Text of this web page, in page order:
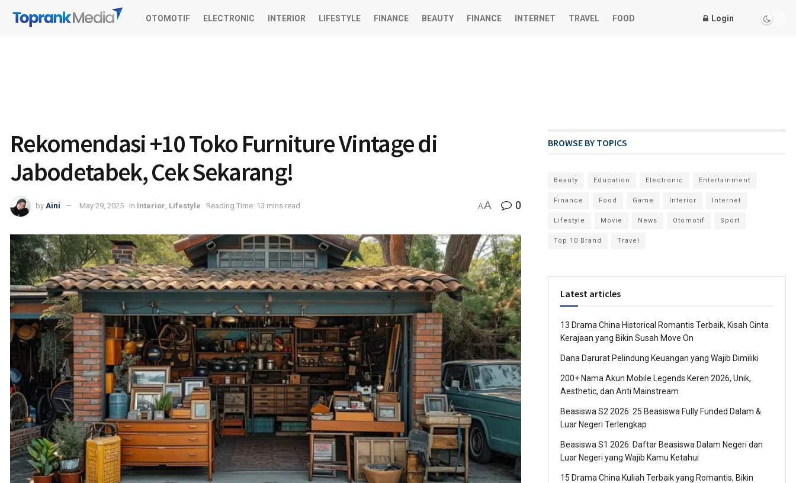
OTOMOTIF ELECTRONIC INTERIOR LIFESTYLE FINANCE BEAUTY FINANCE INTERNET TRAVEL FOOD Login
Rekomendasi +10 Toko Furniture Vintage di
Jabodetabek, Cek Sekarang!
by Aini May 29, 2025 in Interior Lifestyle Reading Time: 13 mins read AA 0
BROWSE BY TOPICS
Beauty Education Electronic Entertainment
Finance Food Game Interior Internet
Lifestyle Movie News Otomotif Sport
Top 10 Brand Travel
Latest articles
13 Drama China Historical Romantis Terbaik, Kisah Cinta
Kerajaan yang Bikin Susah Move On
Dana Darurat Pelindung Keuangan yang Wajib Dimiliki
200+ Nama Akun Mobile Legends Keren 2026, Unik,
Aesthetic, dan Anti Mainstream
Beasiswa S2 2026: 25 Beasiswa Fully Funded Dalam &
Luar Negeri Terlengkap
Beasiswa S1 2026: Daftar Beasiswa Dalam Negeri dan
Luar Negeri yang Wajib Kamu Ketahui
15 Drama China Kuliah Terbaik yang Romantis, Bikin